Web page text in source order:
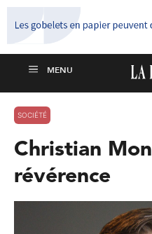
SOCIÉTÉ
Christian
révérence